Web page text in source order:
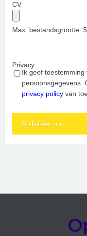
CV
Max. bestandsgrootte:
Privacy
Ik geef
persoonsgegevens.
privacy policy van